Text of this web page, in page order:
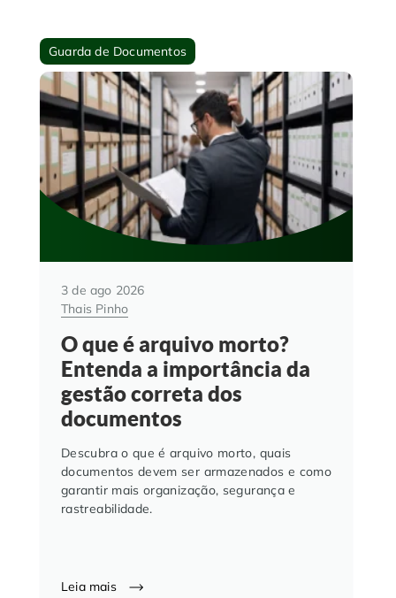
Guarda de Documentos
3 de ago 2026
Thais Pinho
O que é arquivo morto?
Entenda a importância da
gestão correta dos
documentos
Descubra o que é arquivo morto, quais
documentos devem ser armazenados e como
garantir mais organização, segurança e
rastreabilidade.
Leia mais